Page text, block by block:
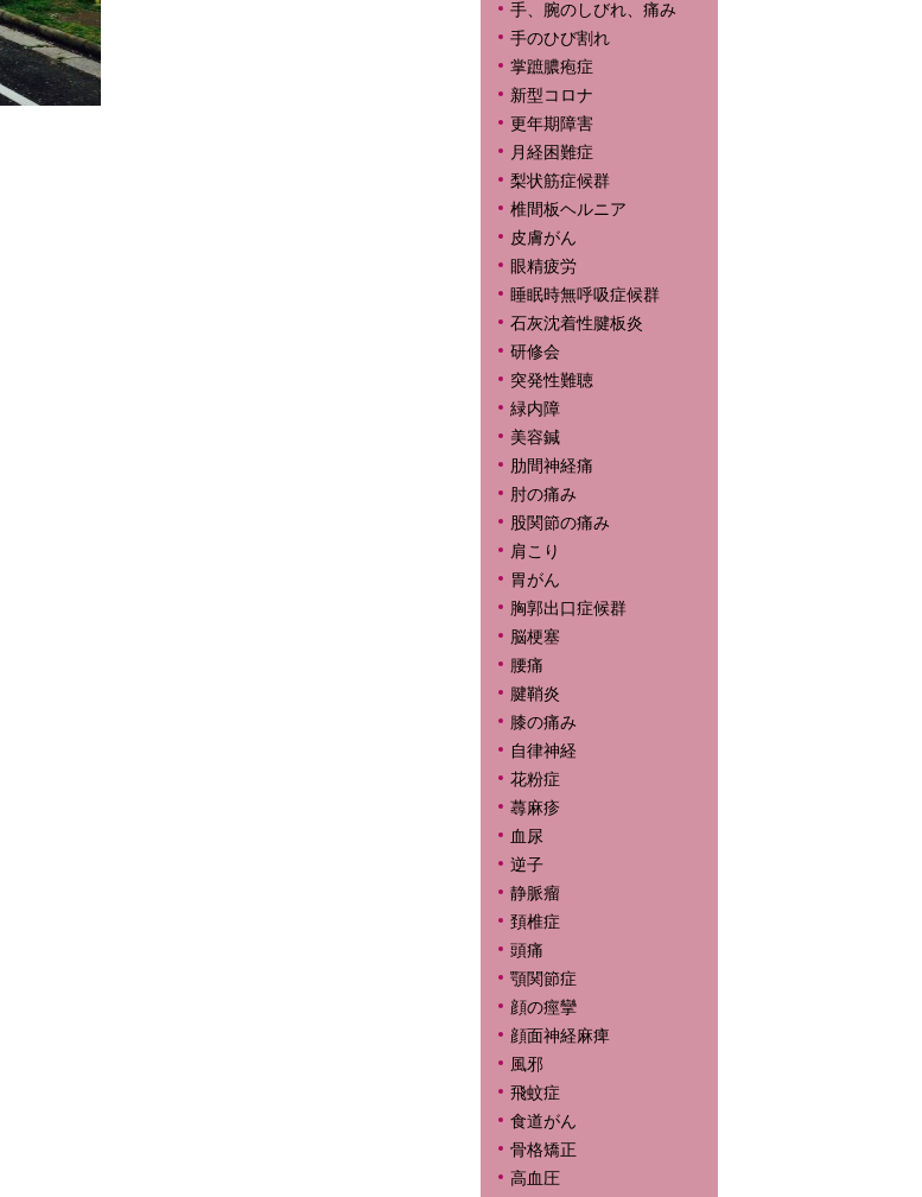
手、腕のしびれ、痛み
手のひび割れ
掌蹠膿疱症
新型コロナ
更年期障害
月経困難症
梨状筋症候群
椎間板ヘルニア
皮膚がん
眼精疲労
睡眠時無呼吸症候群
石灰沈着性腱板炎
研修会
突発性難聴
緑内障
美容鍼
肋間神経痛
肘の痛み
股関節の痛み
肩こり
胃がん
胸郭出口症候群
脳梗塞
腰痛
腱鞘炎
膝の痛み
自律神経
花粉症
蕁麻疹
血尿
逆子
静脈瘤
頚椎症
頭痛
顎関節症
顔の痙攣
顔面神経麻痺
風邪
飛蚊症
食道がん
骨格矯正
高血圧